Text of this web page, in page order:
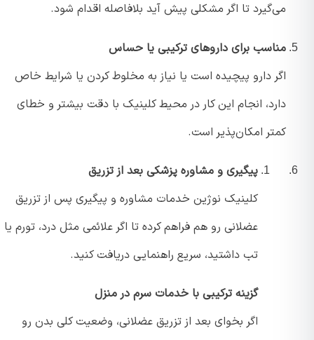
می‌گیرد تا اگر مشکلی پیش آید بلافاصله اقدام شود.
مناسب برای داروهای ترکیبی یا حساس
اگر دارو پیچیده است یا نیاز به مخلوط کردن یا شرایط خاص
دارد، انجام این کار در محیط کلینیک با دقت بیشتر و خطای
کمتر امکان‌پذیر است.
پیگیری و مشاوره پزشکی بعد از تزریق
کلینیک نوژین خدمات مشاوره و پیگیری پس از تزریق
عضلانی رو هم فراهم کرده تا اگر علائمی مثل درد، تورم یا
تب داشتید، سریع راهنمایی دریافت کنید.
گزینه ترکیبی با خدمات سرم در منزل
اگر بخوای بعد از تزریق عضلانی، وضعیت کلی بدن رو